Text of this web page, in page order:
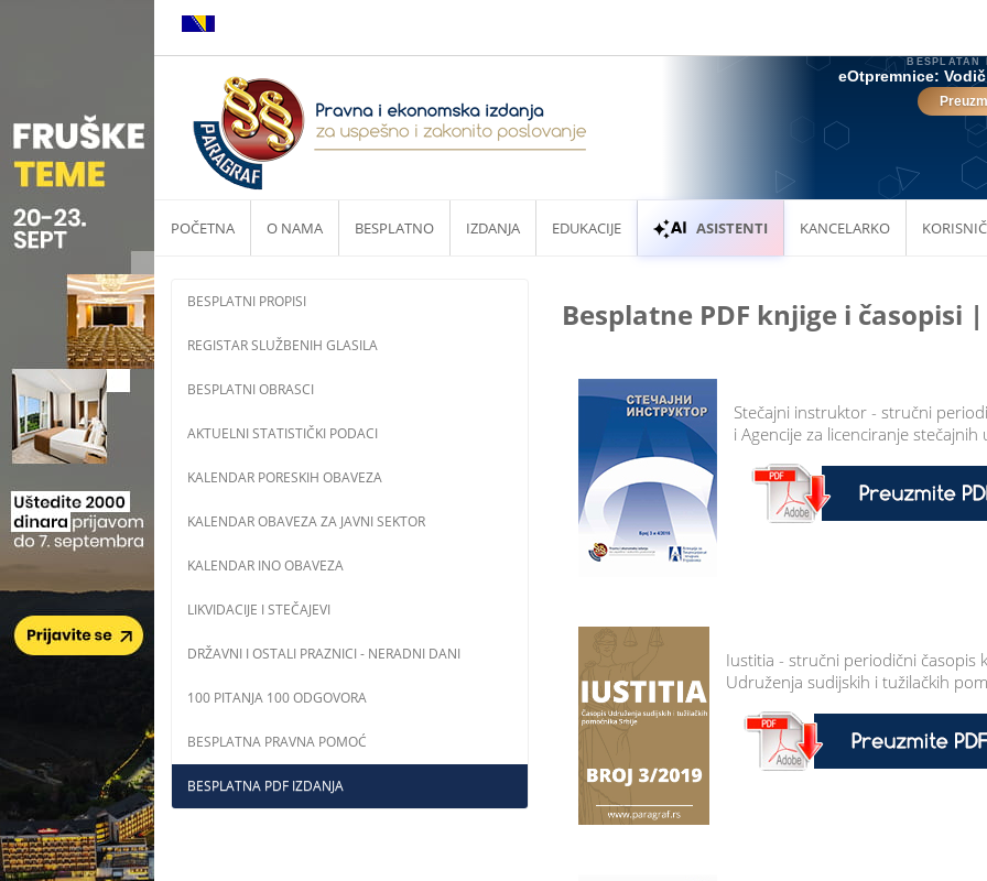
POČETNA O NAMA BESPLATNO IZDANJA EDUKACIJE ASISTENTI KANCELARKO
BESPLATNI PROPISI
REGISTAR SLUŽBENIH GLASILA
BESPLATNI OBRASCI
AKTUELNI STATISTIČKI PODACI
KALENDAR PORESKIH OBAVEZA
KALENDAR OBAVEZA ZA JAVNI SEKTOR
KALENDAR INO OBAVEZA
LIKVIDACIJE I STEČAJEVI
DRŽAVNI I OSTALI PRAZNICI - NERADNI DANI
100 PITANJA 100 ODGOVORA
BESPLATNA PRAVNA POMOĆ
BESPLATNA PDF IZDANJA
Besplatne PDF knjige i časopisi
Stečajni instruktor - stručni
i Agencije za licenciranje stečajnih
Iustitia - stručni periodični časopis
Udruženja sudijskih i tužilačkih